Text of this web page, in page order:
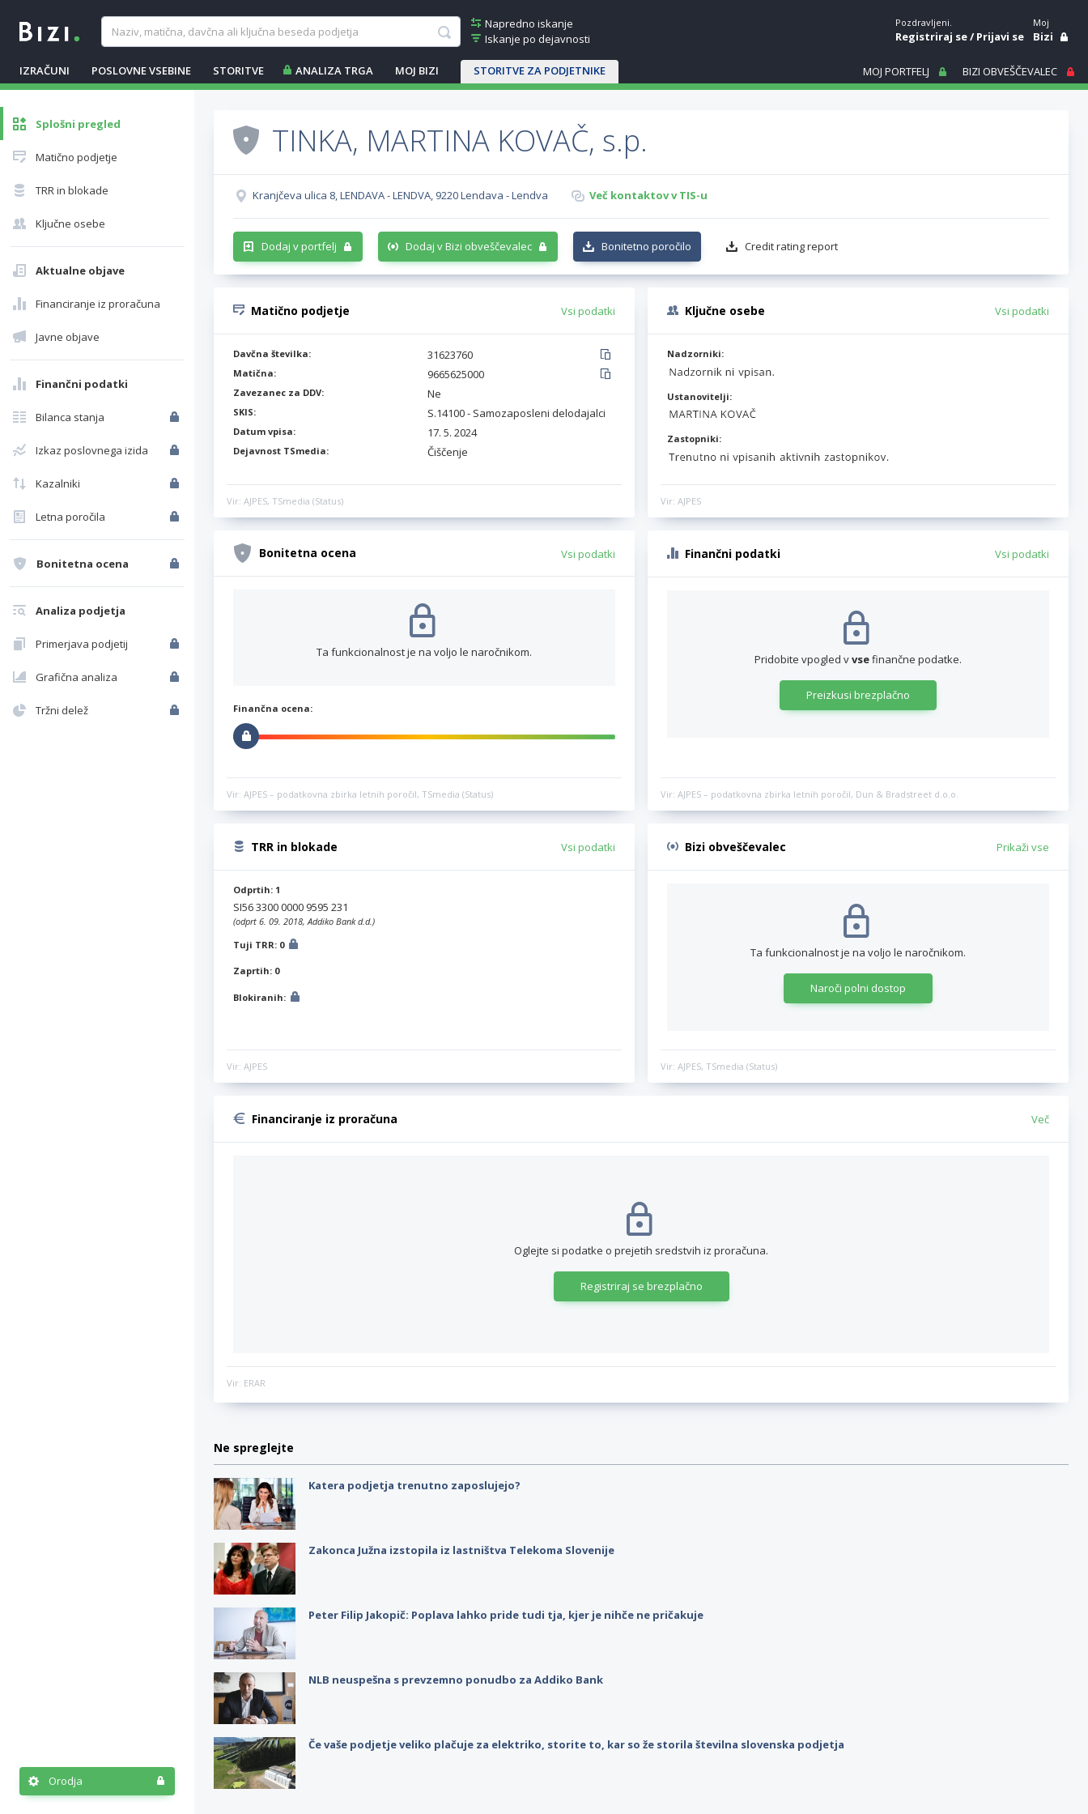
Napredno iskanje
Iskanje po dejavnosti
IZRAČUNI POSLOVNE VSEBINE STORITVE ANALIZA TRGA MOJ BIZI STORITVE ZA PODJETNIKE
Pozdravljeni.
Registriraj se/Prijavi se
Moj
Bizi
MOJ PORTFELJ BIZI OBVEŠČEVALEC
Splošni pregled
Matično podjetje
TRR in blokade
Ključne osebe
Aktualne objave
Financiranje iz proračuna
Javne objave
Finančni podatki
Bilanca stanja
Izkaz poslovnega izida
Kazalniki
Letna poročila
Bonitetna ocena
Analiza podjetja
Primerjava podjetij
Grafična analiza
Tržni delež
Orodja
TINKA, MARTINA KOVAČ, s.p.
Kranjčeva ulica 8, LENDAVA - LENDVA, 9220 Lendava - Lendva Več kontaktov v TIS-u
Dodaj v portfelj Dodaj v Bizi obveščevalec Bonitetno poročilo Credit rating report
Matično podjetje Vsi podatki
Davčna številka: 31623760
Matična: 9665625000
Zavezanec za DDV: Ne
SKIS: S.14100 - Samozaposleni delodajalci
Datum vpisa: 17. 5. 2024
Dejavnost TSmedia: Čiščenje
Vir: AJPES, TSmedia (Status)
Ključne osebe Vsi podatki
Nadzorniki:
Ustanovitelji:
Zastopniki:
Vir: AJPES
Bonitetna ocena Vsi podatki
Ta funkcionalnost je na voljo le naročnikom.
Finančna ocena:
Vir: AJPES – podatkovna zbirka letnih poročil, TSmedia (Status)
Finančni podatki Vsi podatki
Pridobite vpogled vvsefinančne podatke.
Preizkusi brezplačno
Vir: AJPES – podatkovna zbirka letnih poročil, Dun & Bradstreet d.o.o.
TRR in blokade Vsi podatki
Odprtih: 1
SI56 3300 0000 9595 231
(odprt 6. 09. 2018, Addiko Bank d.d.)
Tuji TRR: 0
Zaprtih: 0
Blokiranih:
Vir: AJPES
Bizi obveščevalec Prikaži vse
Ta funkcionalnost je na voljo le naročnikom.
Naroči polni dostop
Vir: AJPES, TSmedia (Status)
Financiranje iz proračuna Več
Oglejte si podatke o prejetih sredstvih iz proračuna.
Registriraj se brezplačno
Vir: ERAR
Ne spreglejte
Katera podjetja trenutno zaposlujejo?
Zakonca Južna izstopila iz lastništva Telekoma Slovenije
Peter Filip Jakopič: Poplava lahko pride tudi tja, kjer je nihče ne pričakuje
NLB neuspešna s prevzemno ponudbo za Addiko Bank
Če vaše podjetje veliko plačuje za elektriko, storite to, kar so že storila številna slovenska podjetja